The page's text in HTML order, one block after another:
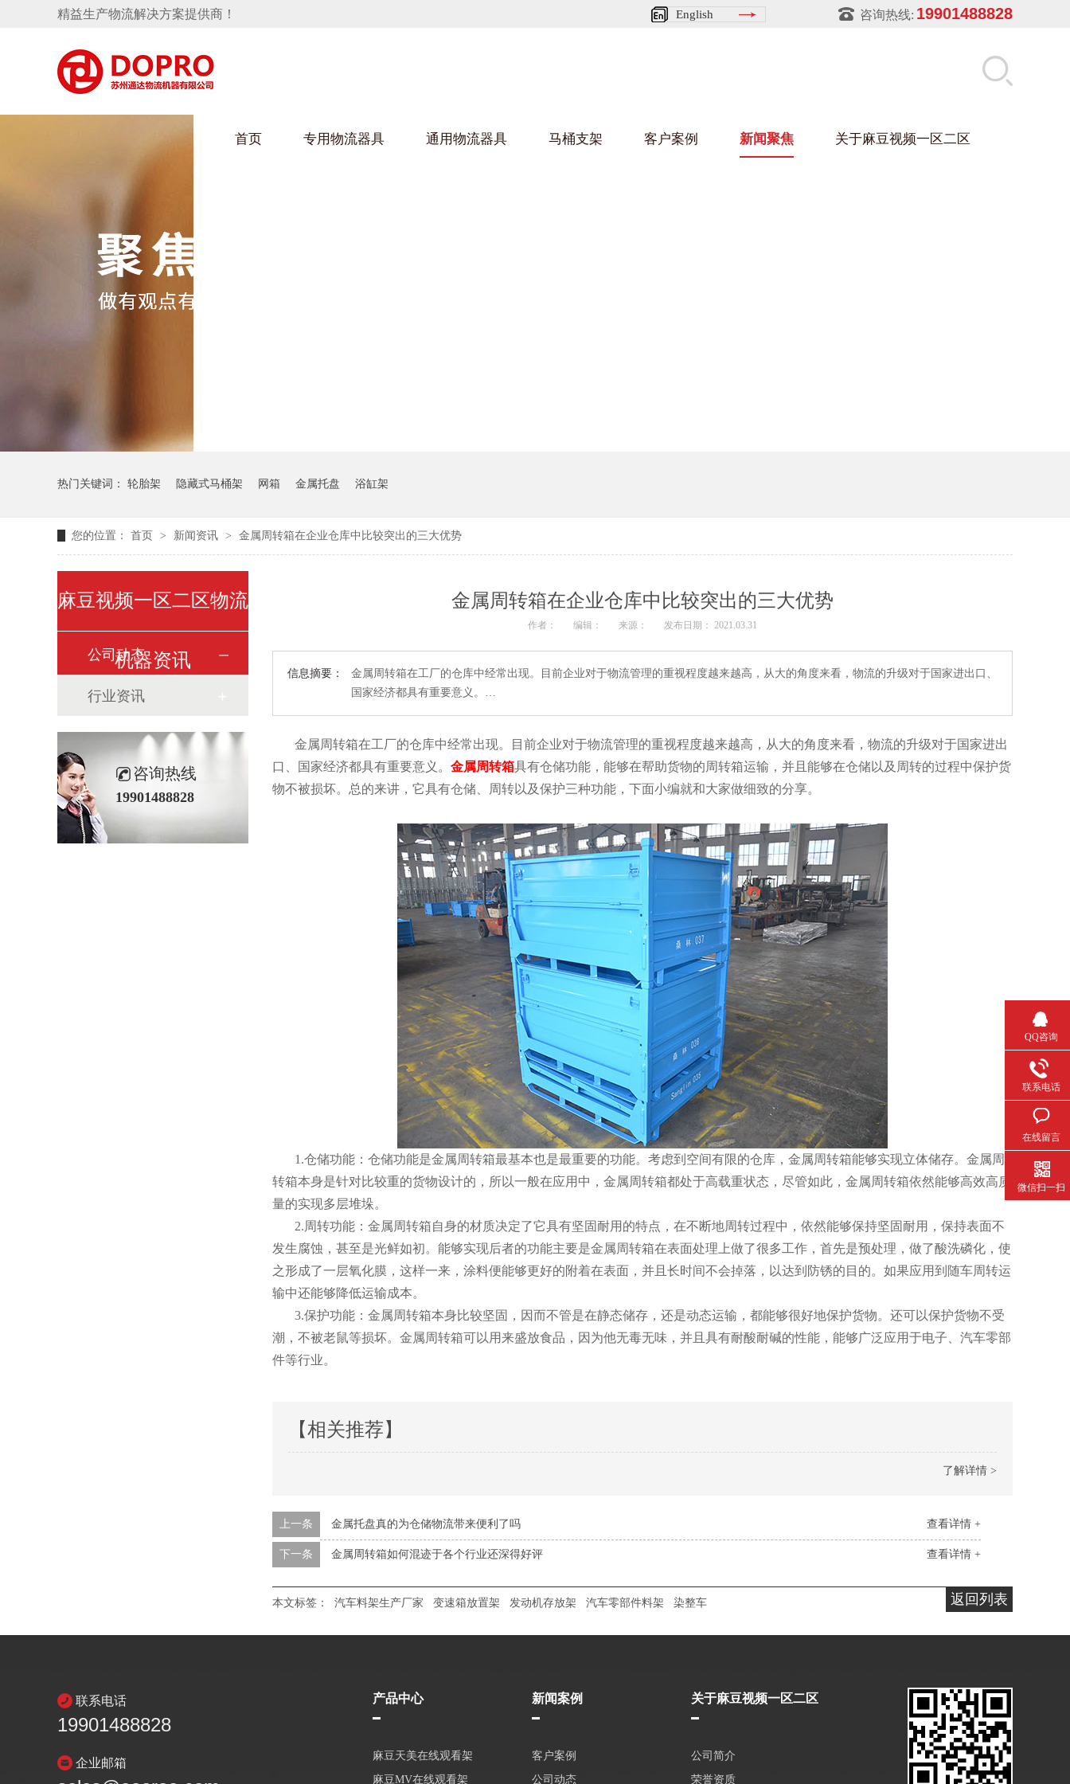
咨询热线: 19901488828
English
精益生产物流解决方案提供商！
首页 专用物流器具
变速箱托盘 保险杠料架
转向机料架
消声器料架
通用物流器具
手推车
马桶支架 客户案例
汽车行业
新闻聚焦 关于麻豆视频一区二区
热门关键词： 轮胎架 隐藏式马桶架 网箱 金属托盘 浴缸架
您的位置： 首页 > 新闻资讯 > 金属周转箱在企业仓库中比较突出的三大优势
金属周转箱在企业仓库中比较突出的三大优势
作者： 编辑： 来源： 发布日期： 2021.03.31
信息摘要：
金属周转箱在工厂的仓库中经常出现。目前企业对于物流管理的重视程度越来越高，从大的角度来看，物流的升级对于国家进出口、
国家经济都具有重要意义。…
金属周转箱在工厂的仓库中经常出现。目前企业对于物流管理的重视程度越来越高，从大的角度来看，物流的升级对于国家进出
口、国家经济都具有重要意义。 金属周转箱具有仓储功能，能够在帮助货物的周转箱运输，并且能够在仓储以及周转的过程中保护货
物不被损坏。总的来讲，它具有仓储、周转以及保护三种功能，下面小编就和大家做细致的分享。
1.仓储功能：仓储功能是金属周转箱最基本也是最重要的功能。考虑到空间有限的仓库，金属周转箱能够实现立体储存。金属周
转箱本身是针对比较重的货物设计的，所以一般在应用中，金属周转箱都处于高载重状态，尽管如此，金属周转箱依然能够高效高质
量的实现多层堆垛。
2.周转功能：金属周转箱自身的材质决定了它具有坚固耐用的特点，在不断地周转过程中，依然能够保持坚固耐用，保持表面不
发生腐蚀，甚至是光鲜如初。能够实现后者的功能主要是金属周转箱在表面处理上做了很多工作，首先是预处理，做了酸洗磷化，使
之形成了一层氧化膜，这样一来，涂料便能够更好的附着在表面，并且长时间不会掉落，以达到防锈的目的。如果应用到随车周转运
输中还能够降低运输成本。
3.保护功能：金属周转箱本身比较坚固，因而不管是在静态储存，还是动态运输，都能够很好地保护货物。还可以保护货物不受
潮，不被老鼠等损坏。金属周转箱可以用来盛放食品，因为他无毒无味，并且具有耐酸耐碱的性能，能够广泛应用于电子、汽车零部
件等行业。
【相关推荐】
了解详情 >
查看详情 +
上一条 金属托盘真的为仓储物流带来便利了吗
查看详情 +
下一条 金属周转箱如何混迹于各个行业还深得好评
返回列表
本文标签： 汽车料架生产厂家 变速箱放置架 发动机存放架 汽车零部件料架 染整车
麻豆视频一区二区物流
机器资讯
公司动态
行业资讯
咨询热线
19901488828
联系电话
19901488828
企业邮箱
产品中心
麻豆天美在线观看架
麻豆MV在线观看架
新闻案例
客户案例
公司动态
关于麻豆视频一区二区
公司简介
荣誉资质
QQ咨询
联系电话
在线留言
微信扫一扫